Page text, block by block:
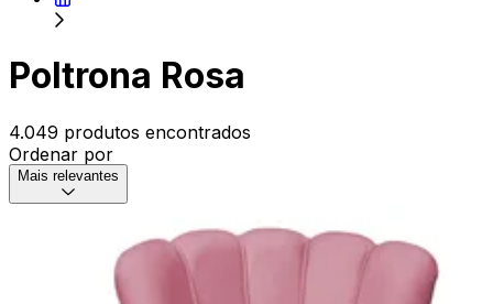
Poltrona Rosa
4.049 produtos encontrados
Ordenar por
Mais relevantes